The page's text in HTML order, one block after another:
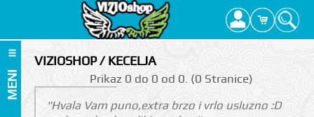
MENI
VIZIOSHOP / KECELJA
Prikаz 0 do 0 оd 0. (0 Strаnicе)
"Hvala Vam puno,extra brzo i vrlo usluzno :D